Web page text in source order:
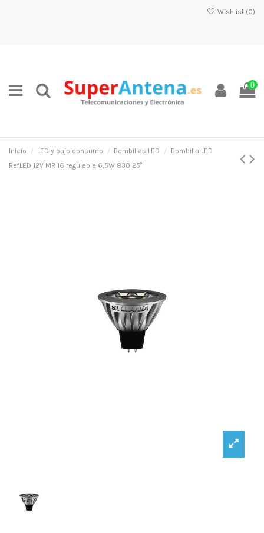
Wishlist (0)
0
Inicio LED y bajo consumo Bombillas LED
Bombilla LED
RefLED 12V MR 16 regulable 6,5W 830 25°